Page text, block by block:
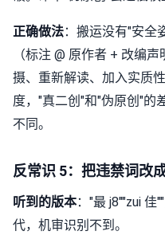
正确做法：搬运没有"安全
（标注 @ 原作者 + 改编
摄、重新解读、加入实质
度，"真二创"和"伪原创"的
不同。
反常识 5：把违禁词改
听到的版本："最 j8""zui
代，机审识别不到。